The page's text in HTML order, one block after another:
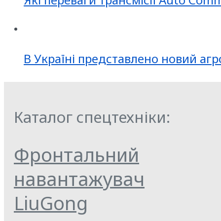
В Україні представлено новий
Каталог спецтехніки:
Фронтальний
навантажувач
LiuGong